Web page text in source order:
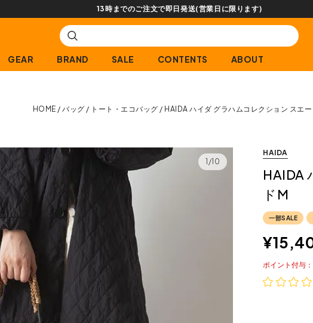
13時までのご注文で即日発送(営業日に限ります)
GEAR BRAND SALE CONTENTS ABOUT
HOME バッグ トート・エコバッグ HAIDA ハイダ グラハムコレクション スエー
1/10
HAIDA
HAIDA
ドM
一部SALE
¥
ポイント